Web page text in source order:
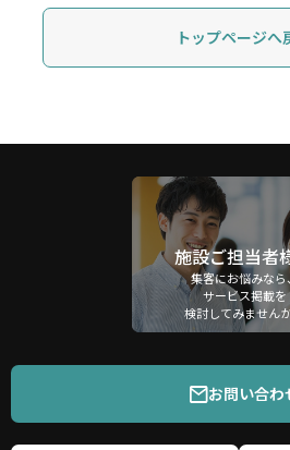
トップページへ
施設ご担当者
集客にお悩みなら、
サービス掲載を
検討してみません
お問い合わ